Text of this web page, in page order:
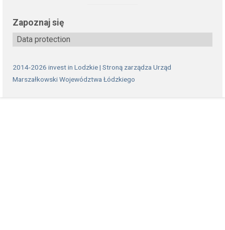
Zapoznaj się
Data protection
2014-2026 invest in Lodzkie | Stroną zarządza Urząd
Marszałkowski Województwa Łódzkiego